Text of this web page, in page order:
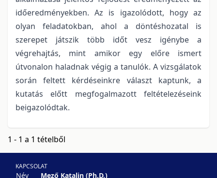
időeredményekben. Az is igazolódott, hogy az
olyan feladatokban, ahol a döntéshozatal is
szerepet játszik több időt vesz igénybe a
végrehajtás, mint amikor egy előre ismert
útvonalon haladnak végig a tanulók. A vizsgálatok
során feltett kérdéseinkre választ kaptunk, a
kutatás előtt megfogalmazott feltételezéseink
beigazolódtak.
1 - 1 a 1 tételből
KAPCSOLAT
Név Mező Katalin (Ph.D.)